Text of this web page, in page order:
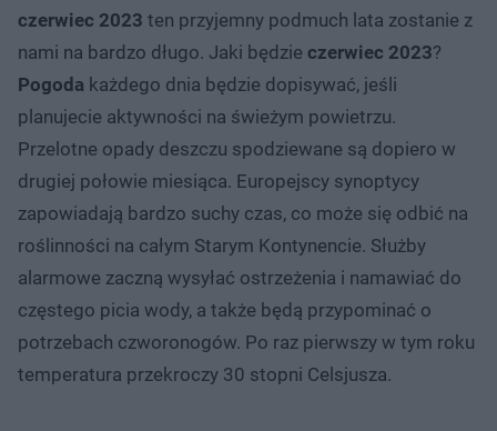
czerwiec 2023 ten przyjemny podmuch lata zostanie z
nami na bardzo długo. Jaki będzie czerwiec 2023?
Pogoda każdego dnia będzie dopisywać, jeśli
planujecie aktywności na świeżym powietrzu.
Przelotne opady deszczu spodziewane są dopiero w
drugiej połowie miesiąca. Europejscy synoptycy
zapowiadają bardzo suchy czas, co może się odbić na
roślinności na całym Starym Kontynencie. Służby
alarmowe zaczną wysyłać ostrzeżenia i namawiać do
częstego picia wody, a także będą przypominać o
potrzebach czworonogów. Po raz pierwszy w tym roku
temperatura przekroczy 30 stopni Celsjusza.